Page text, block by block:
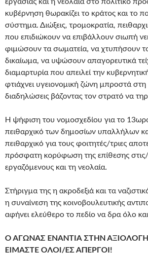
κυβέρνηση θωρακίζει το κράτος και το
σύστημα. Διώξεις, τρομοκρατία,
που επιδιώκουν να επιβάλλουν σιωπή
φιμώσουν τα σωματεία, να χτυπήσουν
δικαίωμα, να υψώσουν απαγορευτικά
διαμαρτυρία που απειλεί την
φτιάχνει υγειονομική ζώνη μπροστά στη
διαδηλώσεις βάζοντας τον στρατό να
Η ψήφιση του νομοσχεδίου για το
πειθαρχικό των δημοσίων υπαλλήλων
πειθαρχικό για τους φοιτητές/τριες
πρόσφατη κορύφωση της επίθεσης
εργαζόμενους και τη νεολαία.
Στήριγμα της η ακροδεξιά και τα
η συναίνεση της κοινοβουλευτικής
αφήνει ελεύθερο το πεδίο να δρα όλο
Ο ΑΓΩΝΑΣ ΕΝΑΝΤΙΑ ΣΤΗΝ
ΕΙΜΑΣΤΕ ΟΛΟΙ/ΕΣ ΑΠΕΡΓΟΙ!